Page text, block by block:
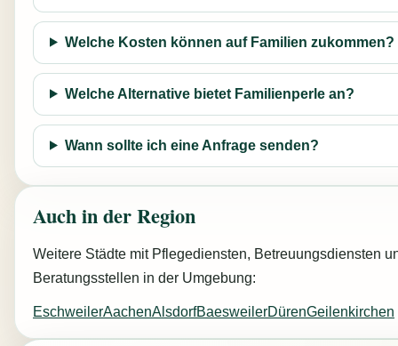
Welche Kosten können auf Familien zukommen?
Welche Alternative bietet Familienperle an?
Wann sollte ich eine Anfrage senden?
Auch in der Region
Weitere Städte mit Pflegediensten, Betreuungsdiensten
Beratungsstellen in der Umgebung:
EschweilerAachenAlsdorfBaesweilerDürenGeilenkirchen